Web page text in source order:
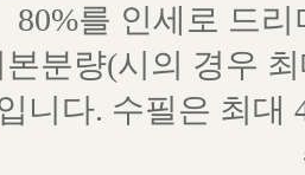
80%를 인세로 드
분량(시의 경우
니다. 수필은 최대